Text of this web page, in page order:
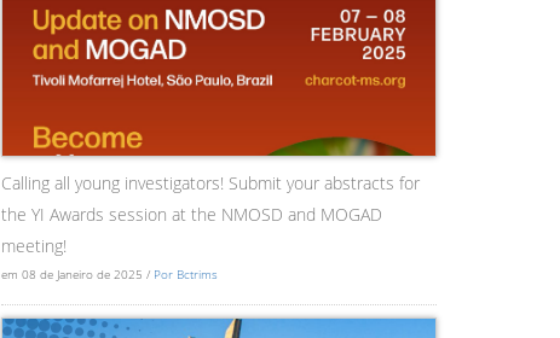
Calling all young investigators! Submit your abstracts for
the YI Awards session at the NMOSD and MOGAD
meeting!
em 08 de Janeiro de 2025 / Por Bctrims